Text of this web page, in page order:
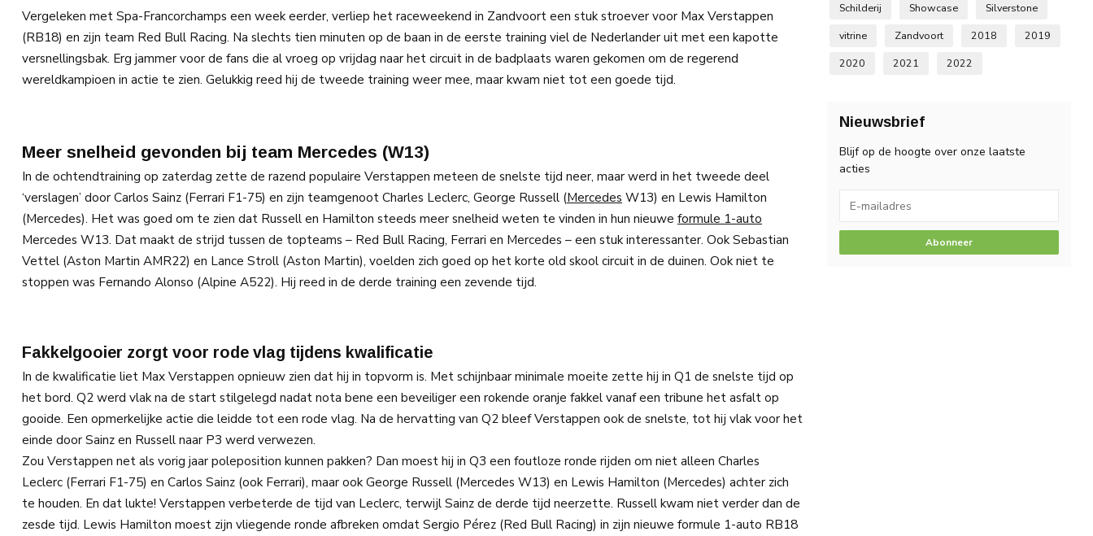
Vergeleken met Spa-Francorchamps een week eerder, verliep het raceweekend in Zandvoort een stuk stroever voor Max Verstappen
(RB18) en zijn team Red Bull Racing. Na slechts tien minuten op de baan in de eerste training viel de Nederlander uit met een kapotte
versnellingsbak. Erg jammer voor de fans die al vroeg op vrijdag naar het circuit in de badplaats waren gekomen om de regerend
wereldkampioen in actie te zien. Gelukkig reed hij de tweede training weer mee, maar kwam niet tot een goede tijd.
Meer snelheid gevonden bij team Mercedes (W13)
In de ochtendtraining op zaterdag zette de razend populaire Verstappen meteen de snelste tijd neer, maar werd in het tweede deel
‘verslagen’ door Carlos Sainz (Ferrari F1-75) en zijn teamgenoot Charles Leclerc, George Russell (Mercedes W13) en Lewis Hamilton
(Mercedes). Het was goed om te zien dat Russell en Hamilton steeds meer snelheid weten te vinden in hun nieuwe formule 1-auto
Mercedes W13. Dat maakt de strijd tussen de topteams – Red Bull Racing, Ferrari en Mercedes – een stuk interessanter. Ook Sebastian
Vettel (Aston Martin AMR22) en Lance Stroll (Aston Martin), voelden zich goed op het korte old skool circuit in de duinen. Ook niet te
stoppen was Fernando Alonso (Alpine A522). Hij reed in de derde training een zevende tijd.
Fakkelgooier zorgt voor rode vlag tijdens kwalificatie
In de kwalificatie liet Max Verstappen opnieuw zien dat hij in topvorm is. Met schijnbaar minimale moeite zette hij in Q1 de snelste tijd op
het bord. Q2 werd vlak na de start stilgelegd nadat nota bene een beveiliger een rokende oranje fakkel vanaf een tribune het asfalt op
gooide. Een opmerkelijke actie die leidde tot een rode vlag. Na de hervatting van Q2 bleef Verstappen ook de snelste, tot hij vlak voor het
einde door Sainz en Russell naar P3 werd verwezen.
Zou Verstappen net als vorig jaar poleposition kunnen pakken? Dan moest hij in Q3 een foutloze ronde rijden om niet alleen Charles
Leclerc (Ferrari F1-75) en Carlos Sainz (ook Ferrari), maar ook George Russell (Mercedes W13) en Lewis Hamilton (Mercedes) achter zich
te houden. En dat lukte! Verstappen verbeterde de tijd van Leclerc, terwijl Sainz de derde tijd neerzette. Russell kwam niet verder dan de
zesde tijd. Lewis Hamilton moest zijn vliegende ronde afbreken omdat Sergio Pérez (Red Bull Racing) in zijn nieuwe formule 1-auto RB18
Schilderij
Showcase
Silverstone
vitrine
Zandvoort 2018
2019
2020
2021 2022
Nieuwsbrief
Blijf op de hoogte over onze laatste
acties
Abonneer